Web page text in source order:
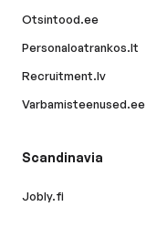
Otsintood.ee
Personaloatrankos.lt
Recruitment.lv
Varbamisteenused.ee
Scandinavia
Jobly.fi